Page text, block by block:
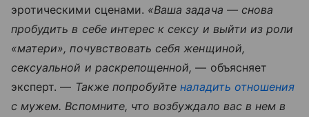
эротическими сценами. «Ваша задача — снова
пробудить в себе интерес к сексу и выйти из роли
«матери», почувствовать себя женщиной,
сексуальной и раскрепощенной, — объясняет
эксперт. — Также попробуйтеналадить отношения
с мужем. Вспомните, что возбуждало вас в нем в